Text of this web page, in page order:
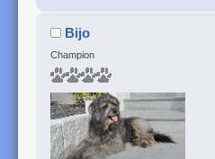
Bijo
Champion